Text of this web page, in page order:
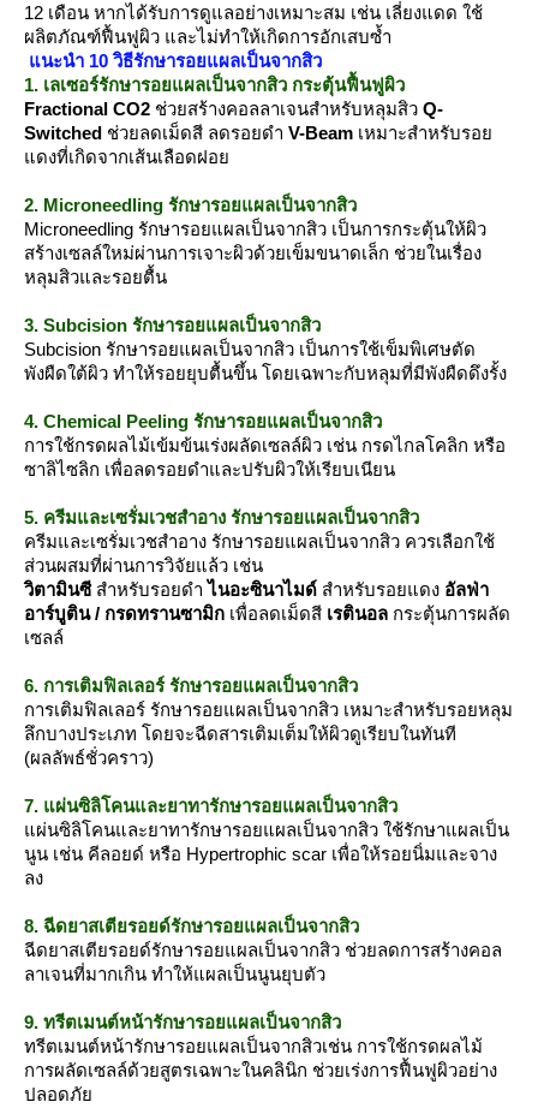
12 เดือน หากได้รับการดูแลอย่างเหมาะสม เช่น เลี่ยงแดด ใช้
ผลิตภัณฑ์ฟื้นฟูผิว และไม่ทำให้เกิดการอักเสบซ้ำ
นะนำ 10 วิธีรักษารอยแผลเป็นจากสิว
1. เลเซอร์รักษารอยแผลเป็นจากสิว กระตุ้นฟื้นฟูผิว
Fractional CO2 ช่วยสร้างคอลลาเจนสำหรับหลุมสิว Q-
Switched ช่วยลดเม็ดสี ลดรอยดำ V-Beam เหมาะสำหรับรอ
ดงที่เกิดจากเส้นเลือดฝอ
2. Microneedling รักษารอยแผลเป็นจากสิว
Microneedling รักษารอยแผลเป็นจากสิว เป็นการกระตุ้นให้ผิว
สร้างเซลล์ใหม่ผ่านการเจาะผิวด้วยเข็มขนาดเล็ก ช่วยในเรื่อง
หลุมสิวและรอยตื้น
3. Subcision รักษารอยแผลเป็นจากสิว
Subcision รักษารอยแผลเป็นจากสิว เป็นการใช้เข็มพิเศษตัด
พังผืดใต้ผิว ทำให้รอยยุบตื้นขึ้น โดยเฉพาะกับหลุมที่มีพังผืดดึงรั้ง
4. Chemical Peeling รักษารอยแผลเป็นจากสิว
การใช้กรดผลไม้เข้มข้นเร่งผลัดเซลล์ผิว เช่น กรดไกลโคลิก หรือ
ซาลิไซลิก เพื่อลดรอยดำและปรับผิวให้เรียบเนียน
5. ครีมและเซรั่มเวชสำอาง รักษารอยแผลเป็นจากสิว
ครีมและเซรั่มเวชสำอาง รักษารอยแผลเป็นจากสิว ควรเลือกใช้
ส่วนผสมที่ผ่านการวิจัยแล้ว เช่น
วิตามินซีสำหรับรอยดำไนอะซินาไมด์ สำหรับรอยแดง อัลฟ่า
อาร์บูติน / กรดทรานซามิก เพื่อลดเม็ดสี เรตินอล กระตุ้นการผลัด
เซลล์
6. การเติมฟิลเลอร์ รักษารอยแผลเป็นจากสิว
การเติมฟิลเลอร์ รักษารอยแผลเป็นจากสิว เหมาะสำหรับรอยหลุม
ลึกบางประเภท โดยจะฉีดสารเติมเต็มให้ผิวดูเรียบในทันที
(ผลลัพธ์ชั่วคราว)
7. แผ่นซิลิโคนและยาทารักษารอยแผลเป็นจากสิว
ผ่นซิลิโคนและยาทารักษารอยแผลเป็นจากสิว ใช้รักษาแผลเป็น
นูน เช่น คีลอยด์ หรือ Hypertrophic scar เพื่อให้รอยนิ่มและจาง
ลง
8. ฉีดยาสเตียรอยด์รักษารอยแผลเป็นจากสิว
ฉีดยาสเตียรอยด์รักษารอยแผลเป็นจากสิว ช่วยลดการสร้างคอล
ลาเจนที่มากเกิน ทำให้แผลเป็นนูนยุบตัว
9. ทรีตเมนต์หน้ารักษารอยแผลเป็นจากสิว
ทรีตเมนต์หน้ารักษารอยแผลเป็นจากสิวเช่น การใช้กรดผลไม้
การผลัดเซลล์ด้วยสูตรเฉพาะในคลินิก ช่วยเร่งการฟื้นฟูผิวอย่าง
ปลอดภั